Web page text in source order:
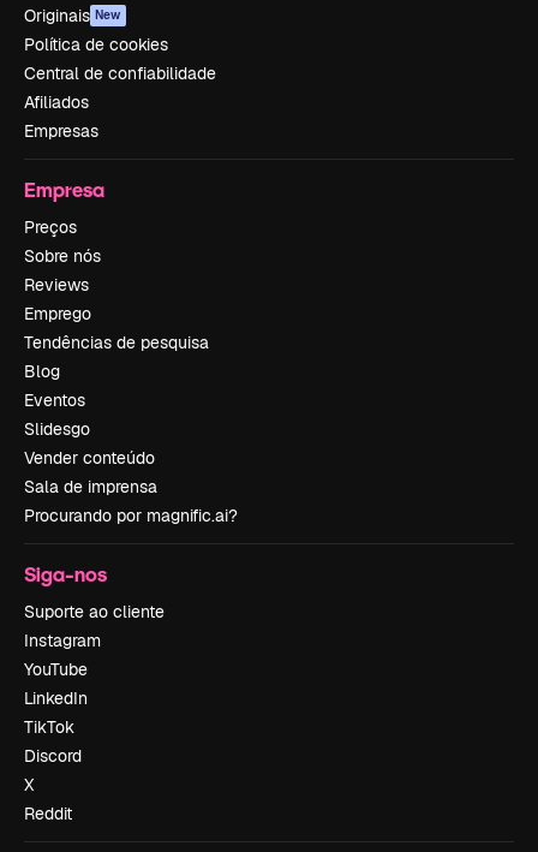
Originais New
Política de cookies
Central de confiabilidade
Afiliados
Empresas
Empresa
Preços
Sobre nós
Reviews
Emprego
Tendências de pesquisa
Blog
Eventos
Slidesgo
Vender conteúdo
Sala de imprensa
Procurando por magnific.ai?
Siga-nos
Suporte ao cliente
Instagram
YouTube
LinkedIn
TikTok
Discord
X
Reddit